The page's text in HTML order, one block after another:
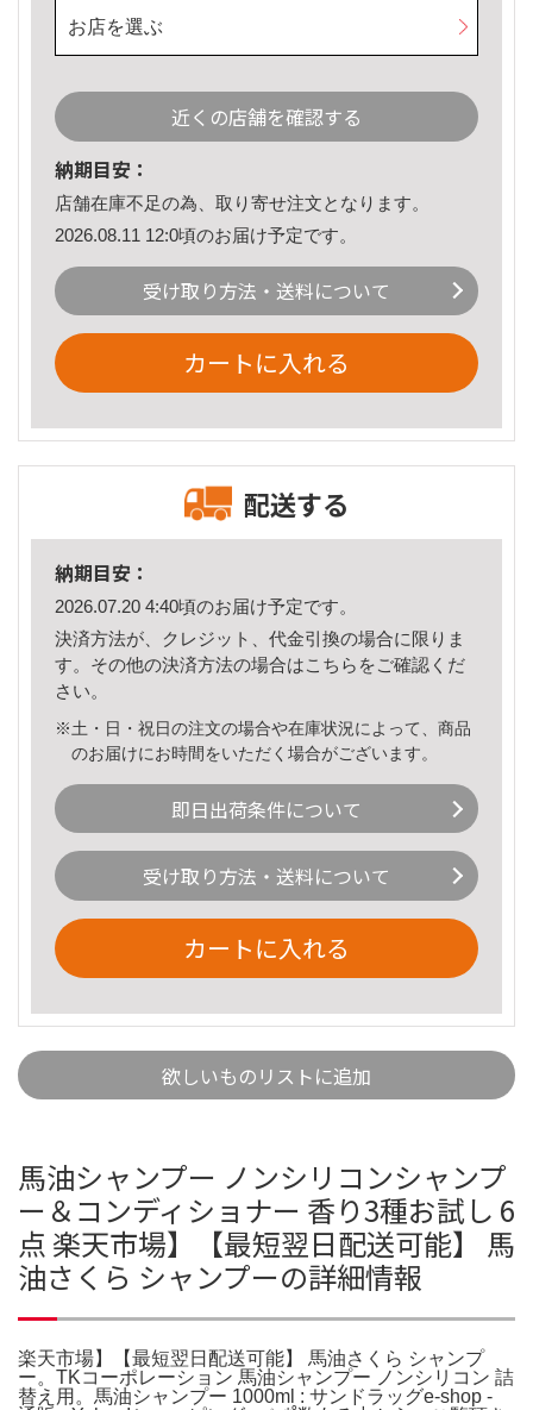
お店を選ぶ
近くの店舗を確認する
納期目安：
店舗在庫不足の為、取り寄せ注文となります。
2026.08.11 12:0頃のお届け予定です。
受け取り方法・送料について
カートに入れる
配送する
納期目安：
2026.07.20 4:40頃のお届け予定です。
決済方法が、クレジット、代金引換の場合に限りま
す。その他の決済方法の場合はこちら をご確認くだ
さい。
※土・日・祝日の注文の場合や在庫状況によって、商品
のお届けにお時間をいただく場合がございます。
即日出荷条件について
受け取り方法・送料について
カートに入れる
欲しいものリストに追加
馬油シャンプー ノンシリコンシャンプ
ー＆コンディショナー 香り3種お試し 6
点 楽天市場】【最短翌日配送可能】 馬
油さくら シャンプーの詳細情報
楽天市場】【最短翌日配送可能】 馬油さくら シャンプ
ー。TKコーポレーション 馬油シャンプー ノンシリコン 詰
替え用。馬油シャンプー 1000ml : サンドラッグe-shop -